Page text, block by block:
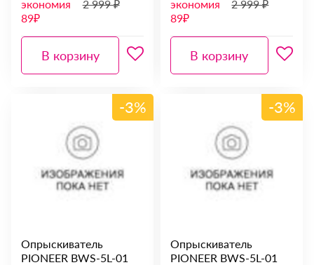
экономия
89₽
2 999 ₽
В корзину
экономия
89₽
2 999 ₽
В корзину
-3%
Опрыскиватель
PIONEER BWS-5L-01
-3%
Опрыскиватель
PIONEER BWS-5L-01